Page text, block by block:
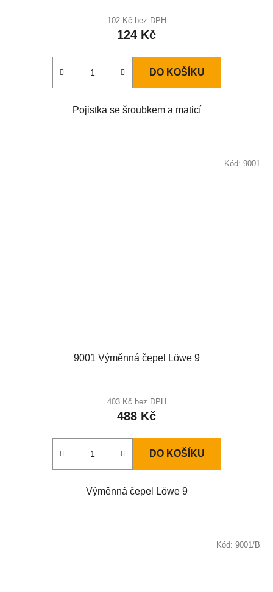
102 Kč bez DPH
124 Kč
DO KOŠÍKU
Pojistka se šroubkem a maticí
9001 Výměnná čepel Löwe 9
403 Kč bez DPH
488 Kč
DO KOŠÍKU
Výměnná čepel Löwe 9
Kód: 9001
Kód: 9001/B